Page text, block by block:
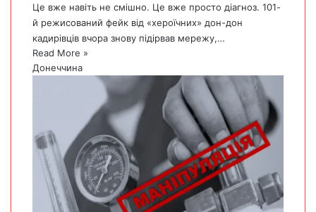
Це вже навіть не смішно. Це вже просто діагноз. 101-
й режисований фейк від «хероїчних» дон-дон
кадирівців вчора знову підірвав мережу,…
Read More »
Донеччина